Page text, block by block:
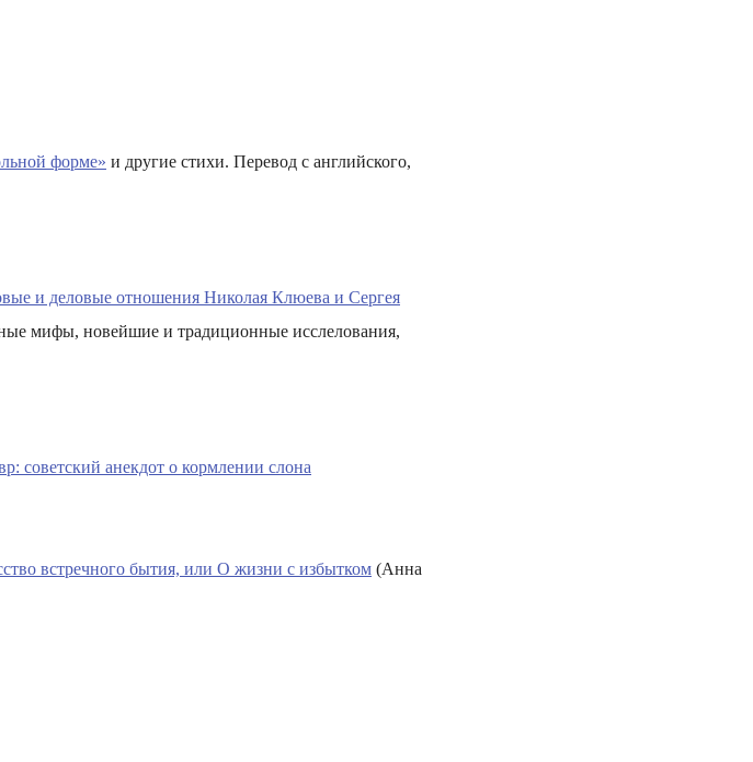
форме» и другие стихи. Перевод с английского,
и деловые отношения Николая Клюева и Сергея
мифы, новейшие и традиционные исслелования,
советский анекдот о кормлении слона
встречного бытия, или О жизни с избытком (Анна